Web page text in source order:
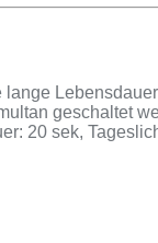
geschaltet
20 sek,